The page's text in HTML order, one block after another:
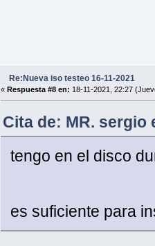
Re:Nueva iso testeo 16-11-2021
« Respuesta #8 en: 18-11-2021, 22:27
Cita de: MR. sergio
tengo en el disco
es suficiente para